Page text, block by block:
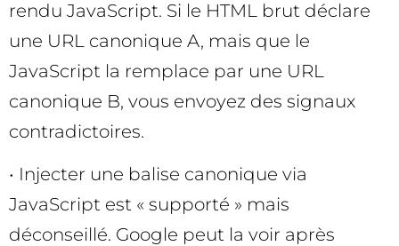
rendu JavaScript. Si le HTML brut déclare
une URL canonique A, mais que le
JavaScript la remplace par une URL
canonique B, vous envoyez des signaux
contradictoires.
• Injecter une balise canonique via
JavaScript est « supporté » mais
déconseillé. Google peut la voir après